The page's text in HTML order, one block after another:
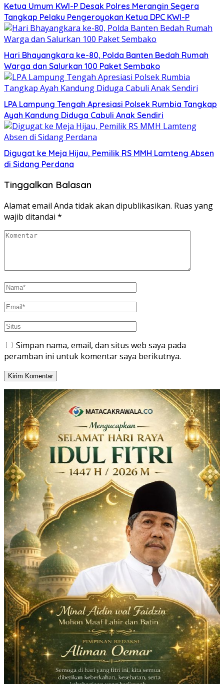
Ketua Umum KWI-P Desak Polres Merangin Segera
Tangkap Pelaku Pengeroyokan Ketua DPC KWI-P
Hari Bhayangkara ke-80, Polda Banten Bedah Rumah
Warga dan Salurkan 100 Paket Sembako
LPA Lampung Tengah Apresiasi Polsek Rumbia Tangkap
Ayah Kandung Diduga Cabuli Anak Sendiri
Digugat ke Meja Hijau, Pemilik RS MMH Lamteng Absen
di Sidang Perdana
Tinggalkan Balasan
Alamat email Anda tidak akan dipublikasikan. Ruas yang
wajib ditandai *
Simpan nama, email, dan situs web saya pada
peramban ini untuk komentar saya berikutnya.